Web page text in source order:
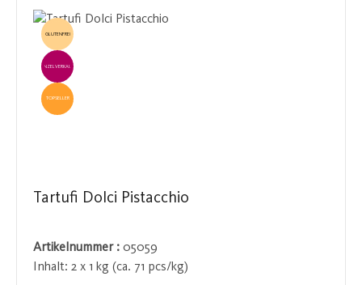
GLUTENFREI
EINZELVERKAUF
TOPSELLER
Tartufi Dolci Pistacchio
Artikelnummer : 05059
Inhalt: 2 x 1 kg (ca. 71 pcs/kg)